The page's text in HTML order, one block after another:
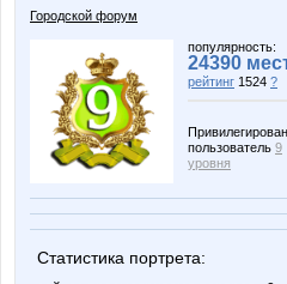
Городской форум
популярность:
24390
рейтинг 1524 ?
пользователь 9
уровня
Статистика портрета: